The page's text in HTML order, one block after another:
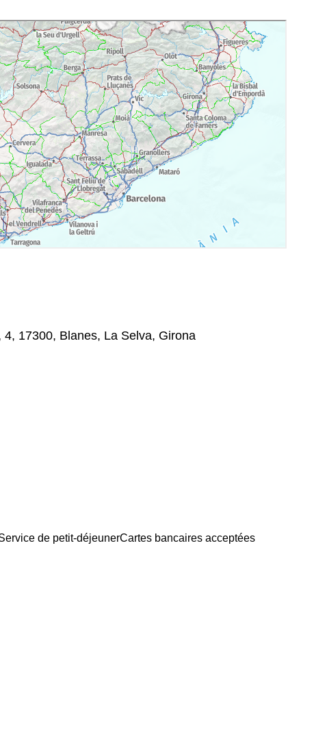
4, 17300, Blanes, La Selva, Girona
de petit-déjeunerCartes bancaires acceptées